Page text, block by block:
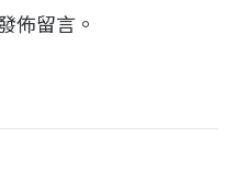
佈留言。